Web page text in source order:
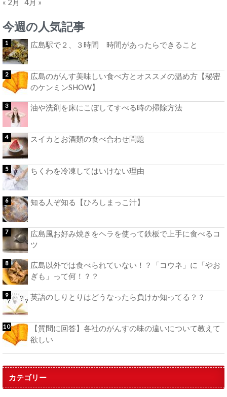
« 2月 4月 »
今週の人気記事
広島駅で２、３時間 時間があったらできること
広島のがんす美味しい食べ方とオススメの温め方【秘密
のケンミンSHOW】
油や洗剤を床にこぼしてすべる時の掃除方法
スイカとお酒類の食べ合わせ問題
ちくわを冷凍してはいけない理由
知る人ぞ知る【ひろしまっこ汁】
広島風お好み焼きをヘラを使って鉄板で上手に食べるコ
ツ
広島以外では食べられていない！？「コウネ」に「やお
ぎも」って何！？？
英語のしりとりはどうなったら負けか知ってる？？
【質問に回答】各社のがんすの味の違いについて教えて
欲しい
カテゴリー